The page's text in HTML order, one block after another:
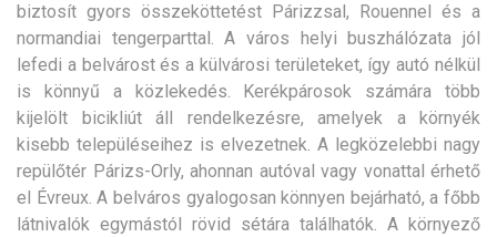
biztosít gyors összeköttetést Párizzsal, Rouennel és a
normandiai tengerparttal. A város helyi buszhálózata jól
lefedi a belvárost és a külvárosi területeket, így autó nélkül
is könnyű a közlekedés. Kerékpárosok számára több
kijelölt bicikliút áll rendelkezésre, amelyek a környék
kisebb településeihez is elvezetnek. A legközelebbi nagy
repülőtér Párizs-Orly, ahonnan autóval vagy vonattal érhető
el Évreux. A belváros gyalogosan könnyen bejárható, a főbb
látnivalók egymástól rövid sétára találhatók. A környező